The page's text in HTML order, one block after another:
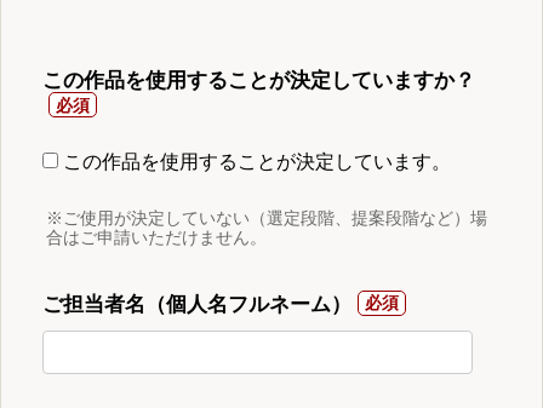
この作品を使用することが決定していますか？
この作品を使用することが決定しています。
※ご使用が決定していない（選定段階、提案段階など）場
合はご申請いただけません。
ご担当者名（個人名フルネーム）